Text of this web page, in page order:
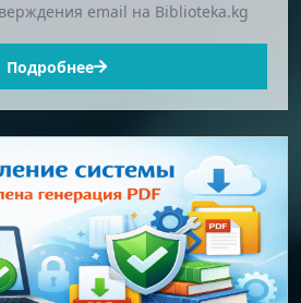
email на Biblioteka.kg
Подробнее